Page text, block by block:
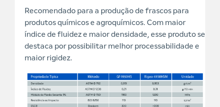
Recomendado para a produção de frascos para
produtos químicos e agroquímicos. Com maior
índice de fluidez e maior densidade, esse produto se
destaca por possibilitar melhor processabilidade e
maior rigidez.